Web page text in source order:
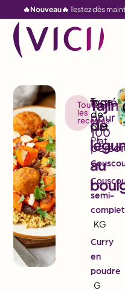
🔥Nouveau🔥 Testez dès
Toutes
les
recettes
de
au
Plat
semi-
complet
KG
Curry
en
poudre
G